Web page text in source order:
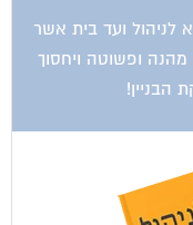
ועד בית אשר
ופשוטה ויחסוך
הבניין!